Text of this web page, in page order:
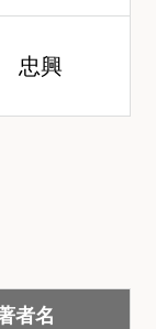
忠興
者名